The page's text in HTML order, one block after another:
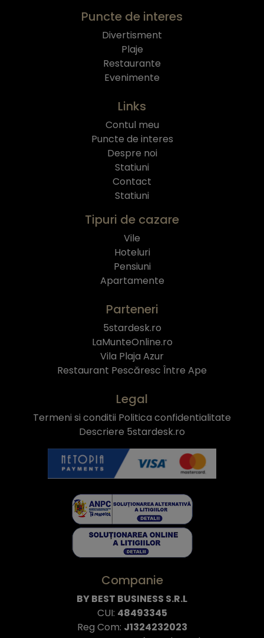
Puncte de interes
Divertisment
Plaje
Restaurante
Evenimente
Links
Contul meu
Puncte de interes
Despre noi
Statiuni
Contact
Statiuni
Tipuri de cazare
Vile
Hoteluri
Pensiuni
Apartamente
Parteneri
5stardesk.ro
LaMunteOnline.ro
Vila Plaja Azur
Restaurant Pescăresc Între Ape
Legal
Termeni si conditii Politica confidentialitate
Descriere 5stardesk.ro
Companie
BY BEST BUSINESS S.R.L
CUI: 48493345
Reg Com: J1324232023